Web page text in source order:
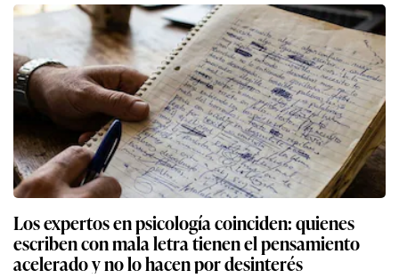
Los expertos en psicología coinciden: quienes
escriben con mala letra tienen el pensamiento
acelerado y no lo hacen por desinterés